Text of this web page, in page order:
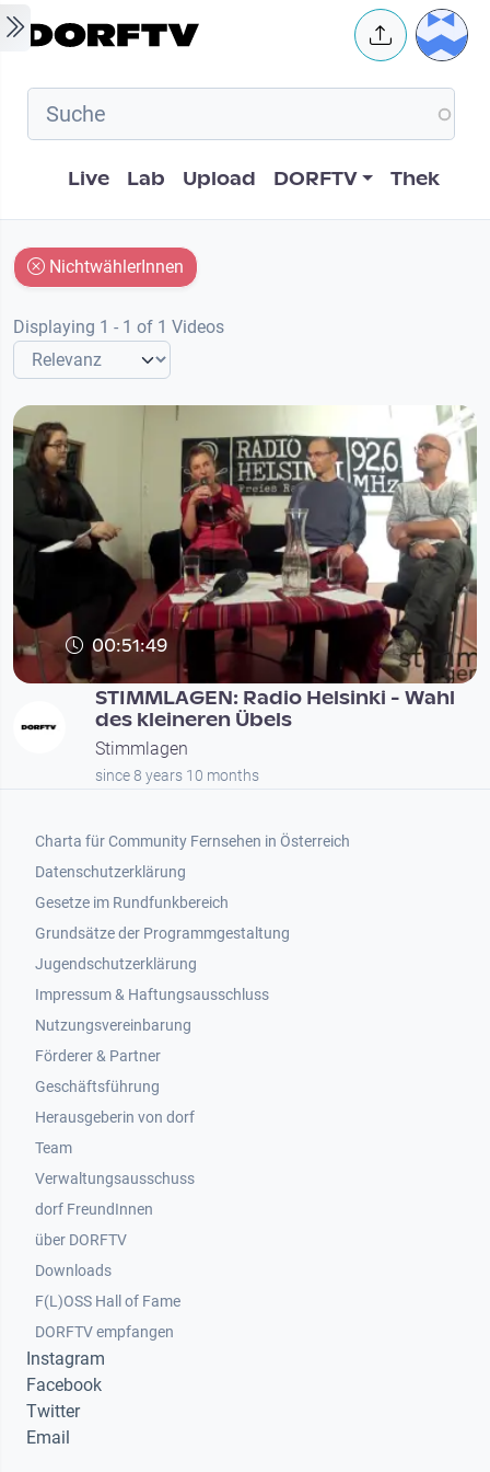
Skip to main content User
Hauptnavigation
Live Lab Upload DORFTV Thek
NichtwählerInnen
Displaying 1 - 1 of 1 Videos
00:51:49
STIMMLAGEN: Radio Helsinki - Wahl
des kleineren Übels
Stimmlagen
since 8 years 10 months
Footer 1
Charta für Community Fernsehen in Österreich
Datenschutzerklärung
Gesetze im Rundfunkbereich
Grundsätze der Programmgestaltung
Jugendschutzerklärung
Impressum & Haftungsausschluss
Nutzungsvereinbarung
Footer 2
Förderer & Partner
Geschäftsführung
Herausgeberin von dorf
Team
Verwaltungsausschuss
dorf FreundInnen
Footer 3
über DORFTV
Downloads
F(L)OSS Hall of Fame
Footer 4
DORFTV empfangen
Instagram
Facebook
Twitter
Email